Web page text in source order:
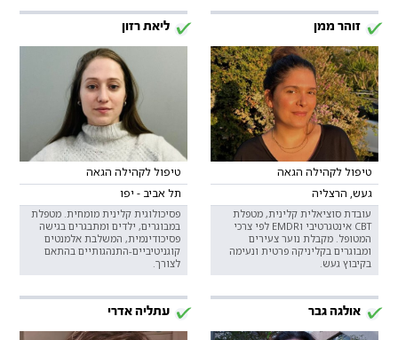
זוהר ממן
טיפול לקהילה הגאה
געש, הרצליה
עובדת סוציאלית קלינית, מטפלת
CBT אינטגרטיבי וEMDR לפי צרכי
המטופל. מקבלת נוער צעירים
ומבוגרים בקליניקה פרטית ונעימה
בקיבוץ געש.
ליאת רזון
טיפול לקהילה הגאה
תל אביב - יפו
פסיכולוגית קלינית מומחית. מטפלת
במבוגרים, ילדים ומתבגרים בגישה
פסיכודינמית, המשלבת אלמנטים
קוגניטיביים-התנהגותיים בהתאם
לצורך.
אולגה גבר עתליה אדרי